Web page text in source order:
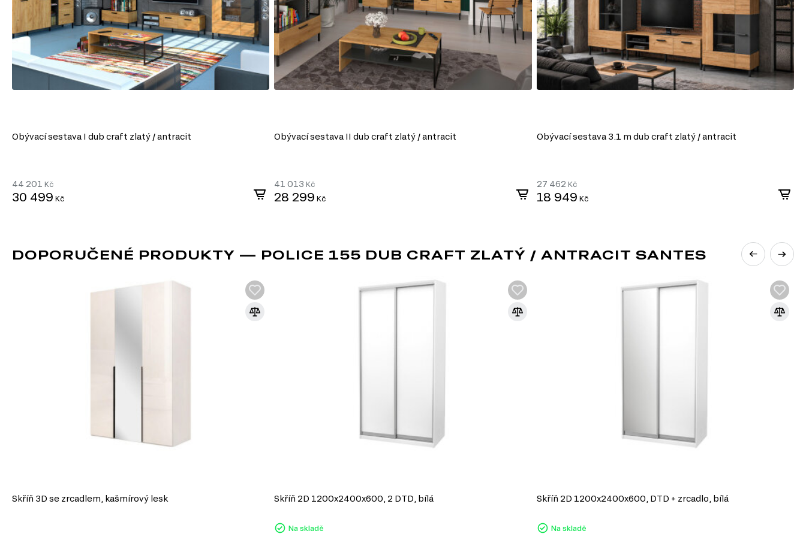
Snadné zpracování: DTD lze snadno řezat a vrtat, což umožňuje výrobu nábytku různých tvarů a
konstrukcí.
Odolnost vůči vlivům: Laminované DTD je dobře chráněné proti vlhkosti, ultrafialovému záření a
mechanickému poškození.
Ekologičnost: Moderní výrobci zajišťují minimální úroveň emisí formaldehydu v souladu s
ekologickými normami.
DTD je praktickým a ekonomickým řešením v nábytkářské výrobě, které umožňuje
Obývací sestava I dub craft zlatý / antracit
44 201 Kč
30 499 Kč
Obývací sestava II dub craft zlatý / antracit
41 013 Kč
28 299 Kč
Obývací sestava 3.1 m dub craft zlatý / antracit
27 462 Kč
18 949 Kč
DOPORUČENÉ PRODUKTY — POLICE 155 DUB CRAFT ZLATÝ / ANTRACIT SANTES
Skříň 3D se zrcadlem, kašmírový lesk Skříň 2D 1200x2400x600, 2 DTD, bílá
Na skladě
Skříň 2D 1200x2400x600, DTD + zrcadlo, bílá
Na skladě